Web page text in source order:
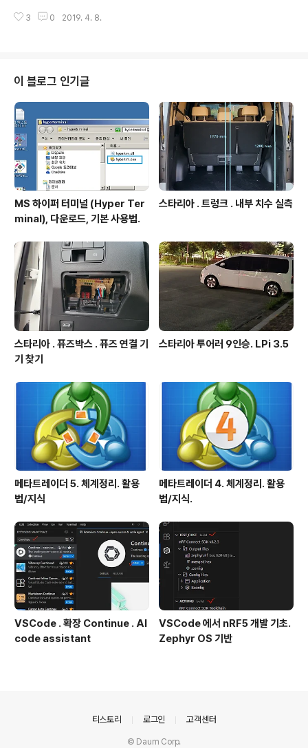
록 : 2019년 4월 23일 최종수정 : 본 글 단축주소 : http
tists Connect to a range of sources, collaborate with other users,
3 0 2019. 4. 8.
이 블로그 인기글
MS 하이퍼 터미널 (Hyper Ter
minal), 다운로드, 기본 사용법.
스타리아 . 트렁크 . 내부 치수 실측
스타리아 . 퓨즈박스 . 퓨즈 연결 기
기 찾기
스타리아 투어러 9인승. LPi 3.5
메타트레이더 5. 체계정리. 활용
법/지식
메타트레이더 4. 체계정리. 활용
법/지식.
VSCode . 확장 Continue . AI
code assistant
VSCode 에서 nRF5 개발 기초.
Zephyr OS 기반
티스토리 로그인 고객센터
© Daum Corp.